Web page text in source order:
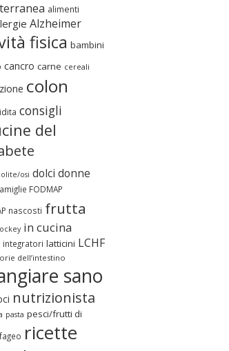
alimenti
Alzheimer
fisica bambini
cancro carne cereali
colon
consigli
del
osi dolci donne
FODMAP
nascosti frutta
in cucina
integratori latticini LCHF
dell’intestino
sano
nutrizionista
pasta pesci/frutti di
ricette